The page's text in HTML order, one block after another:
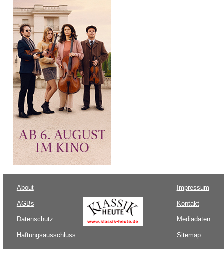
About
AGBs
Datenschutz
Haftungsausschluss
Impressum
Kontakt
Mediadaten
Sitemap